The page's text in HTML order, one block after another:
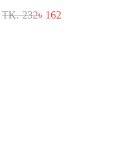
TK. 232৳ 162